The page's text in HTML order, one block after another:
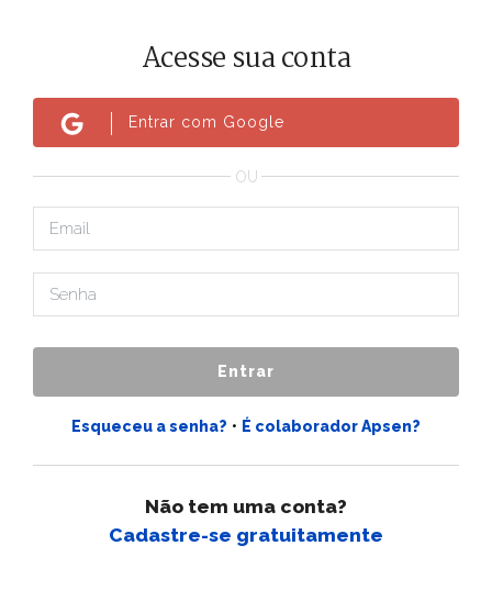
Acesse sua conta
Entrar com Google
OU
Entrar
Esqueceu a senha? • É colaborador Apsen?
Não tem uma conta?
Cadastre-se gratuitamente